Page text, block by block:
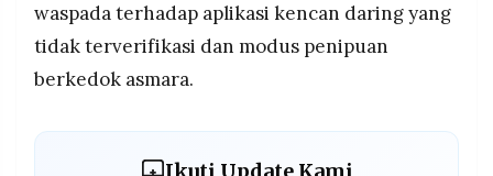
waspada terhadap aplikasi kencan daring yang
tidak terverifikasi dan modus penipuan
berkedok asmara.